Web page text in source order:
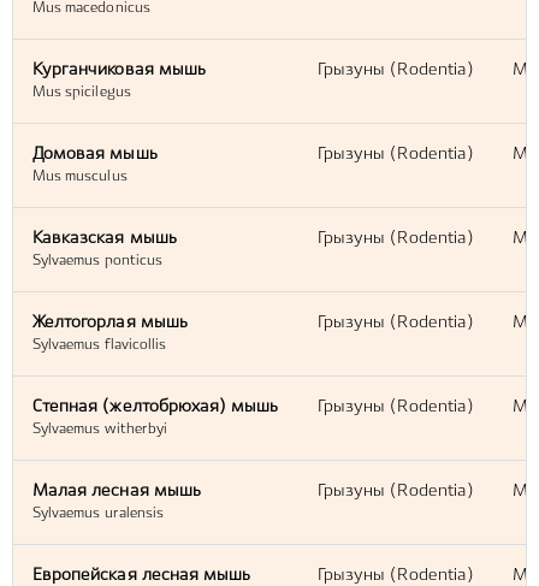
Mus macedonicus
Курганчиковая мышь
Mus spicilegus
Грызуны (Rodentia)
Домовая мышь
Mus musculus
Грызуны (Rodentia)
Кавказская мышь
Sylvaemus ponticus
Грызуны (Rodentia)
Желтогорлая мышь
Sylvaemus flavicollis
Грызуны (Rodentia)
Степная (желтобрюхая) мышь
Sylvaemus witherbyi
Грызуны (Rodentia)
Малая лесная мышь
Sylvaemus uralensis
Грызуны (Rodentia)
Европейская лесная мышь Грызуны (Rodentia)